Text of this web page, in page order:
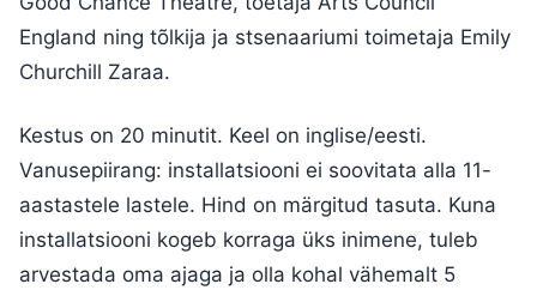
England ning tõlkija ja stsenaariumi toimetaja Emily
Churchill Zaraa.
Kestus on 20 minutit. Keel on inglise/eesti.
Vanusepiirang: installatsiooni ei soovitata alla 11-
aastastele lastele. Hind on märgitud tasuta. Kuna
installatsiooni kogeb korraga üks inimene, tuleb
arvestada oma ajaga ja olla kohal vähemalt 5